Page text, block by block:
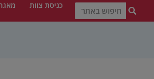
כניסת צוות